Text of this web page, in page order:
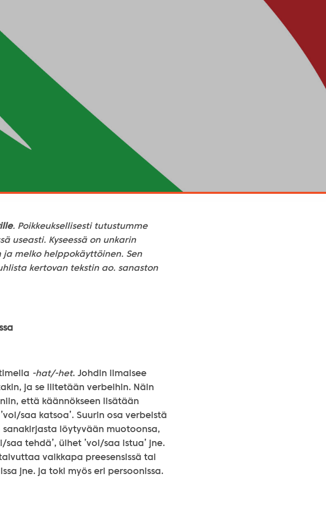
. Poikkeuksellisesti tutustumme
useasti. Kyseessä on unkarin
melko helppokäyttöinen. Sen
kertovan tekstin ao. sanaston
-hat/-het. Johdin ilmaisee
ja se liitetään verbeihin. Näin
että käännökseen lisätään
saa katsoa’. Suurin osa verbeistä
löytyvään muotoonsa,
tehdä’, ülhet ’voi/saa istua’ jne.
vaikkapa preesensissä tai
jne. ja toki myös eri persoonissa.